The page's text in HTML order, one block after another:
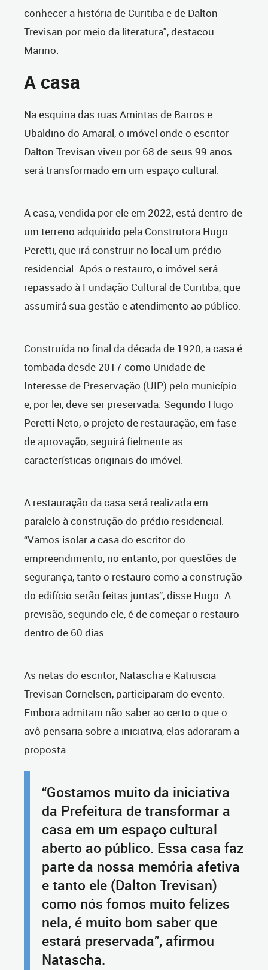
conhecer a história de Curitiba e de Dalton
Trevisan por meio da literatura", destacou
Marino.
A casa
Na esquina das ruas Amintas de Barros e
Ubaldino do Amaral, o imóvel onde o escritor
Dalton Trevisan viveu por 68 de seus 99 anos
será transformado em um espaço cultural.
A casa, vendida por ele em 2022, está dentro de
um terreno adquirido pela Construtora Hugo
Peretti, que irá construir no local um prédio
residencial. Após o restauro, o imóvel será
repassado à Fundação Cultural de Curitiba, que
assumirá sua gestão e atendimento ao público.
Construída no final da década de 1920, a casa é
tombada desde 2017 como Unidade de
Interesse de Preservação (UIP) pelo município
e, por lei, deve ser preservada. Segundo Hugo
Peretti Neto, o projeto de restauração, em fase
de aprovação, seguirá fielmente as
características originais do imóvel.
A restauração da casa será realizada em
paralelo à construção do prédio residencial.
“Vamos isolar a casa do escritor do
empreendimento, no entanto, por questões de
segurança, tanto o restauro como a construção
do edifício serão feitas juntas”, disse Hugo. A
previsão, segundo ele, é de começar o restauro
dentro de 60 dias.
As netas do escritor, Natascha e Katiuscia
Trevisan Cornelsen, participaram do evento.
Embora admitam não saber ao certo o que o
avô pensaria sobre a iniciativa, elas adoraram a
proposta.
“Gostamos muito da iniciativa
da Prefeitura de transformar a
casa em um espaço cultural
aberto ao público. Essa casa faz
parte da nossa memória afetiva
e tanto ele (Dalton Trevisan)
como nós fomos muito felizes
nela, é muito bom saber que
estará preservada”, afirmou
Natascha.